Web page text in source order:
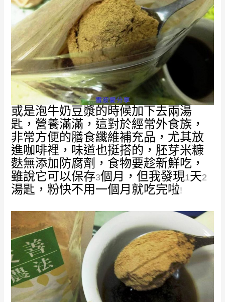
或是泡牛奶豆漿的時候加下去兩湯
匙，營養滿滿，這對於經常外食族，
非常方便的膳食纖維補充品，尤其放
進咖啡裡，味道也挺搭的，胚芽米糠
麩無添加防腐劑，食物要趁新鮮吃，
雖說它可以保存3個月，但我發現1天2
湯匙，粉快不用一個月就吃完啦!